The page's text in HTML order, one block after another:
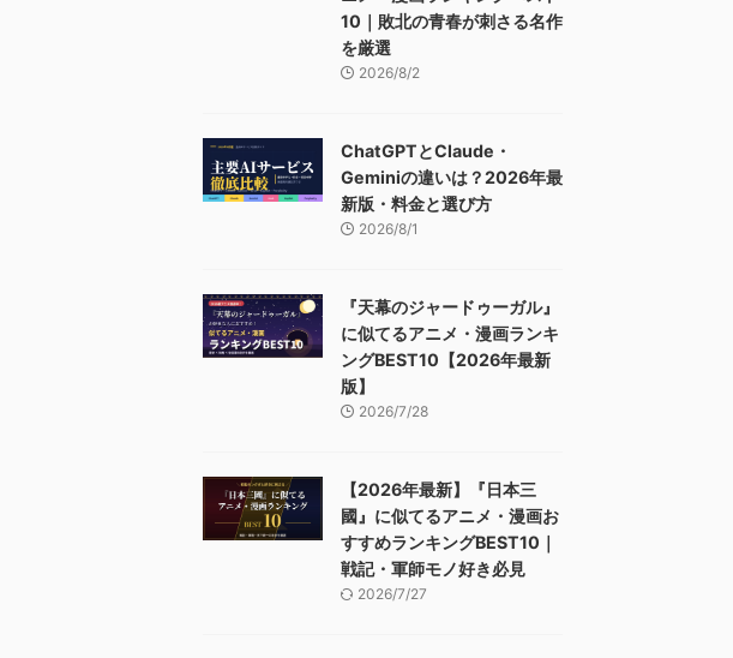
10｜敗北の青春が刺さる名作
を厳選
2026/8/2
ChatGPTとClaude・
Geminiの違いは？2026年最
新版・料金と選び方
2026/8/1
『天幕のジャードゥーガル』
に似てるアニメ・漫画ランキ
ングBEST10【2026年最新
版】
2026/7/28
【2026年最新】『日本三
國』に似てるアニメ・漫画お
すすめランキングBEST10｜
戦記・軍師モノ好き必見
2026/7/27